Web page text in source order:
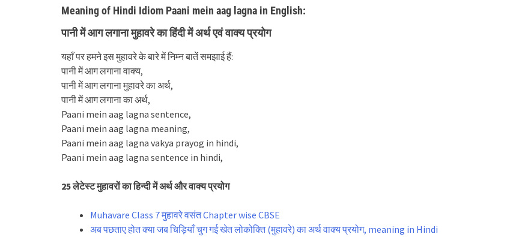
Meaning of Hindi Idiom Paani mein aag lagna in English:
पानी में आग लगाना मुहावरे का हिंदी में अर्थ एवं वाक्य प्रयोग
यहाँ पर हमने इस मुहावरे के बारे में निम्न बातें समझाई हैं:
पानी में आग लगाना वाक्य,
पानी में आग लगाना मुहावरे का अर्थ,
पानी में आग लगाना का अर्थ,
Paani mein aag lagna sentence,
Paani mein aag lagna meaning,
Paani mein aag lagna vakya prayog in hindi,
Paani mein aag lagna sentence in hindi,
25 लेटेस्ट मुहावरों का हिन्दी में अर्थ और वाक्य प्रयोग
Muhavare Class 7 मुहावरे वसंत Chapter wise CBSE
अब पछताए होत क्या जब चिड़ियाँ चुग गई खेत लोकोक्ति (मुहावरे) का अर्थ वाक्य प्रयोग, meaning in Hindi